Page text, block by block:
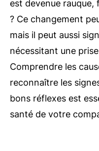
est devenue rauque,
? Ce changement
mais il peut aussi
nécessitant une
Comprendre les
reconnaître les
bons réflexes est
santé de votre